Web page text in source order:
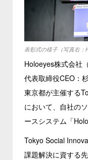
表彰式の様子（写真右：
Holoeyes株式会社
代表取締役CEO：
東京都が主催する
において、自社の
ースシステム「
Tokyo Social
課題解決に資する